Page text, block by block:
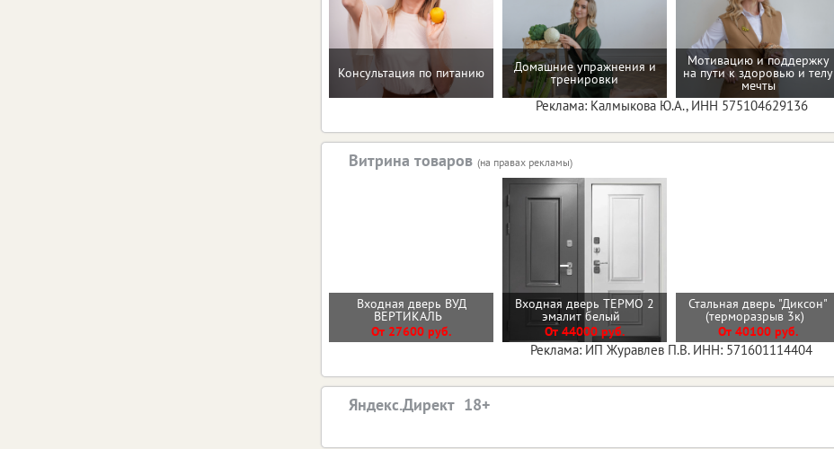
Консультация по питанию Домашние упражнения и
тренировки
Мотивацию и поддержку
на пути к здоровью и телу
мечты
Реклама: Калмыкова Ю.А., ИНН 575104629136
Витрина товаров (на правах рекламы)
Входная дверь ВУД
ВЕРТИКАЛЬ
От 27600 руб.
Входная дверь ТЕРМО 2
эмалит белый
От 44000 руб.
Стальная дверь "Диксон"
(терморазрыв 3к)
От 40100 руб.
Реклама: ИП Журавлев П.В. ИНН: 571601114404
Яндекс.Директ